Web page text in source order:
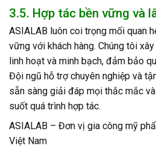
3.5. Hợp tác bền vững và
ASIALAB luôn coi trọng mối quan
vững với khách hàng. Chúng tôi
linh hoạt và minh bạch, đảm bảo
Đội ngũ hỗ trợ chuyên nghiệp và
sẵn sàng giải đáp mọi thắc mắc
suốt quá trình hợp tác.
ASIALAB – Đơn vị gia công mỹ
Việt Nam